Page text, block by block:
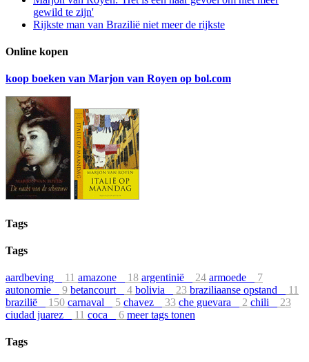
gewild te zijn'
Rijkste man van Brazilië niet meer de rijkste
Online kopen
koop boeken van Marjon van Royen op bol.com
Tags
Tags
aardbeving 11 amazone 18 argentinië 24 armoede
7
autonomie
9 betancourt 4 bolivia 23 braziliaanse opstand
11
brazilië
150 carnaval 5 chavez 33 che guevara 2 chili
23
ciudad juarez
11 coca 6 meer tags tonen
Tags